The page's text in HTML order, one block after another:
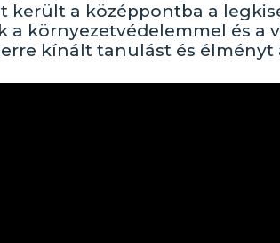
került a középpontba a
környezetvédelemmel és a
kínált tanulást és élményt